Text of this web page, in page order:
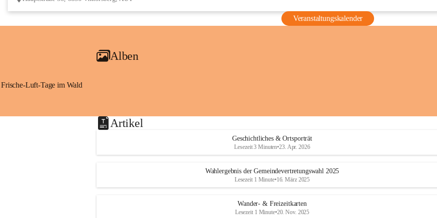
Veranstaltungskalender
Alben
Frische-Luft-Tage im Wald
Artikel
Geschichtliches & Ortsporträt
Lesezeit 3 Minuten•23. Apr. 2026
Wahlergebnis der Gemeindevertretungswahl 2025
Lesezeit 1 Minute•16. März 2025
Wander- & Freizeitkarten
Lesezeit 1 Minute•20. Nov. 2025